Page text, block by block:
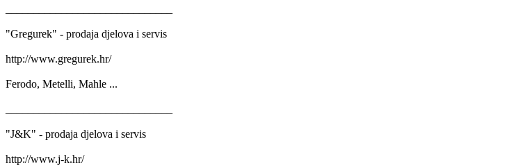
"Gregurek" - prodaja djelova i servis
http://www.gregurek.hr/
Ferodo, Metelli, Mahle ...
"J&K" - prodaja djelova i servis
http://www.j-k.hr/